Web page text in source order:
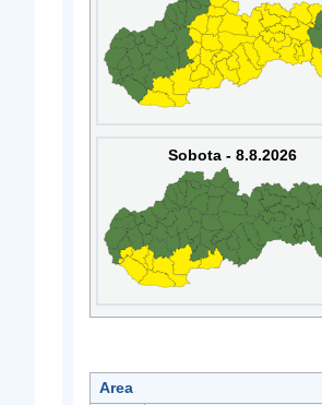
Sobota - 8.8.2026
Area